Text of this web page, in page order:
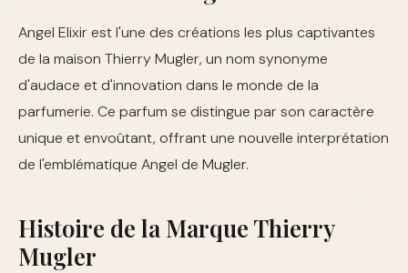
Angel Elixir est l'une des créations les plus captivantes
de la maison Thierry Mugler, un nom synonyme
d'audace et d'innovation dans le monde de la
parfumerie. Ce parfum se distingue par son caractère
unique et envoûtant, offrant une nouvelle interprétation
de l'emblématique Angel de Mugler.
Histoire de la Marque Thierry
Mugler